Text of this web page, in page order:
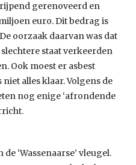
gerenoveerd en
euro. Dit bedrag is
oorzaak daarvan was dat
staat verkeerden
Ook moest er asbest
alles klaar. Volgens de
nog enige ‘afrondende
‘Wassenaarse’ vleugel.